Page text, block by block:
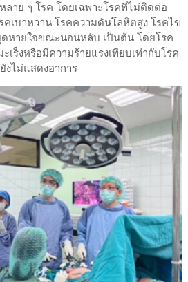
ลาย ๆ โรค โดยเฉพาะโรคที่ไม่ติดต่อ
คเบาหวาน โรคความดันโลหิตสูง โรคไข
ดหายใจขณะนอนหลับ เป็นต้น โดยโรค
เร็งหรือมีความร้ายแรงเทียบเท่ากับโรค
งไม่แสดงอาการ